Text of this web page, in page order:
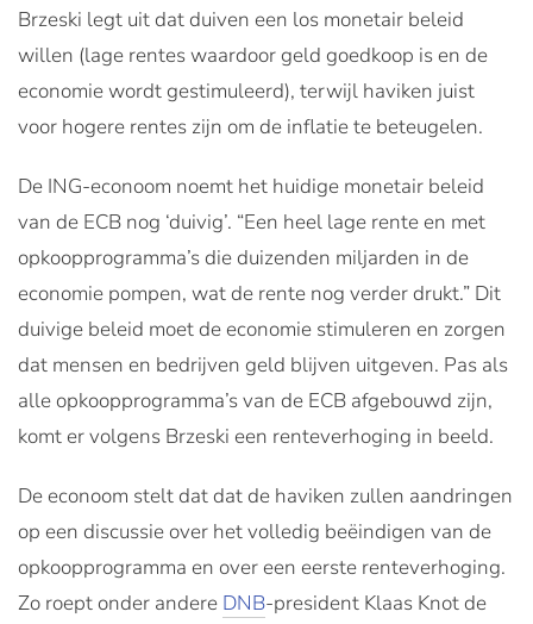
Brzeski legt uit dat duiven een los monetair beleid
willen (lage rentes waardoor geld goedkoop is en de
economie wordt gestimuleerd), terwijl haviken juist
voor hogere rentes zijn om de inflatie te beteugelen.
De ING-econoom noemt het huidige monetair beleid
van de ECB nog ‘duivig’. “Een heel lage rente en met
opkoopprogramma’s die duizenden miljarden in de
economie pompen, wat de rente nog verder drukt.” Dit
duivige beleid moet de economie stimuleren en zorgen
dat mensen en bedrijven geld blijven uitgeven. Pas als
alle opkoopprogramma’s van de ECB afgebouwd zijn,
komt er volgens Brzeski een renteverhoging in beeld.
De econoom stelt dat dat de haviken zullen aandringen
op een discussie over het volledig beëindigen van de
opkoopprogramma en over een eerste renteverhoging.
Zo roept onder andere DNB-president Klaas Knot de